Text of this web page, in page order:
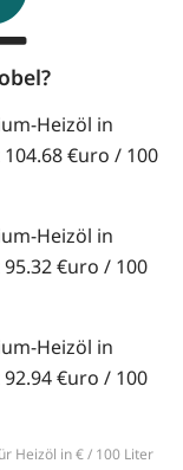
Heizöl in
€uro / 100
Heizöl in
€uro / 100
Heizöl in
€uro / 100
Heizöl in € / 100 Liter